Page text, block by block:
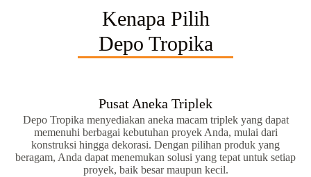
Kenapa Pilih
Depo Tropika
Pusat Aneka Triplek
Depo Tropika menyediakan aneka macam triplek yang dapat
memenuhi berbagai kebutuhan proyek Anda, mulai dari
konstruksi hingga dekorasi. Dengan pilihan produk yang
beragam, Anda dapat menemukan solusi yang tepat untuk setiap
proyek, baik besar maupun kecil.